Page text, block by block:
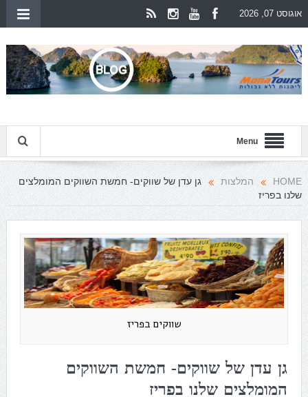
אוגוסט 07, 2026
Menu
HOME המלצות
גן עדן של שווקים- חמשת השווקים המומלצים
שלנו בפריז
שווקים בפריז
גן עדן של שווקים- חמשת השווקים
המומלצים שלנו בפריז